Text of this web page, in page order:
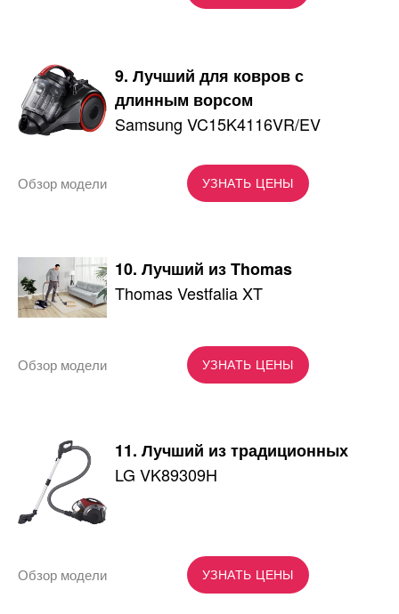
9. Лучший для ковров с
длинным ворсом
Samsung VC15K4116VR/EV
УЗНАТЬ ЦЕНЫ
Обзор модели
10. Лучший из Thomas
Thomas Vestfalia XT
УЗНАТЬ ЦЕНЫ
Обзор модели
11. Лучший из традиционных
LG VK89309H
УЗНАТЬ ЦЕНЫ
Обзор модели